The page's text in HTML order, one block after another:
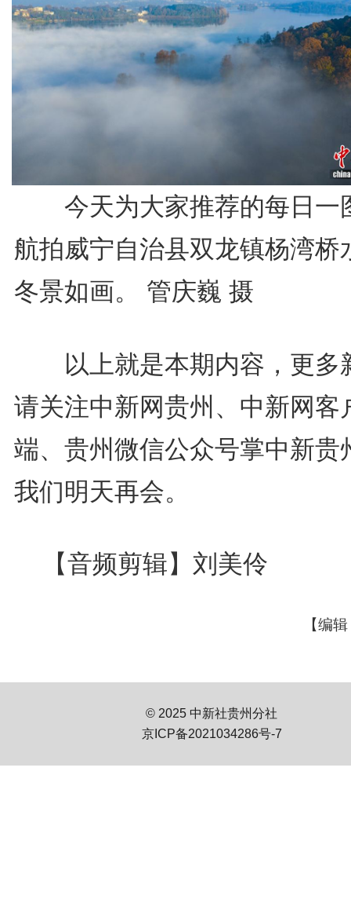
今天为大家推荐的每日一
航拍威宁自治县双龙镇杨湾桥
冬景如画。 管庆巍 摄
以上就是本期内容，更多
请关注中新网贵州、中新网客
端、贵州微信公众号掌中新贵
我们明天再会。
【音频剪辑】刘美伶
【编
© 2025 中新社贵州分社
京ICP备2021034286号-7